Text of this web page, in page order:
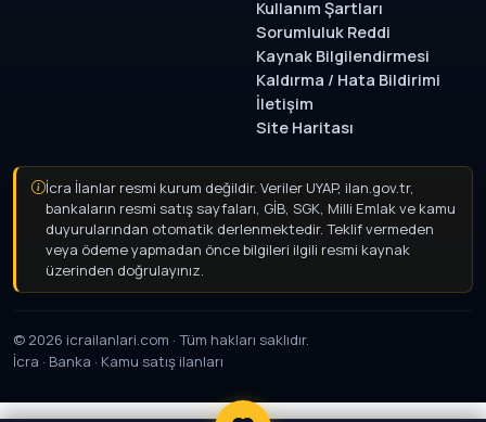
Kullanım Şartları
Sorumluluk Reddi
Kaynak Bilgilendirmesi
Kaldırma / Hata Bildirimi
İletişim
Site Haritası
İcra İlanlar resmi kurum değildir. Veriler UYAP, ilan.gov.tr,
bankaların resmi satış sayfaları, GİB, SGK, Milli Emlak ve kamu
duyurularından otomatik derlenmektedir. Teklif vermeden
veya ödeme yapmadan önce bilgileri ilgili resmi kaynak
üzerinden doğrulayınız.
© 2026 icrailanlari.com · Tüm hakları saklıdır.
İcra · Banka · Kamu satış ilanları